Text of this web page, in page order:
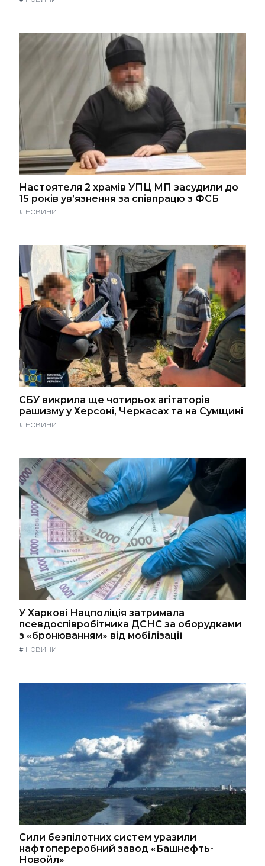
Настоятеля 2 храмів УПЦ МП засудили до
15 років ув’язнення за співпрацю з ФСБ
# НОВИНИ
СБУ викрила ще чотирьох агітаторів
рашизму у Херсоні, Черкасах та на Сумщині
# НОВИНИ
У Харкові Нацполіція затримала
псевдоспівробітника ДСНС за оборудками
з «бронюванням» від мобілізації
# НОВИНИ
Сили безпілотних систем уразили
нафтопереробний завод «Башнефть-
Новойл»